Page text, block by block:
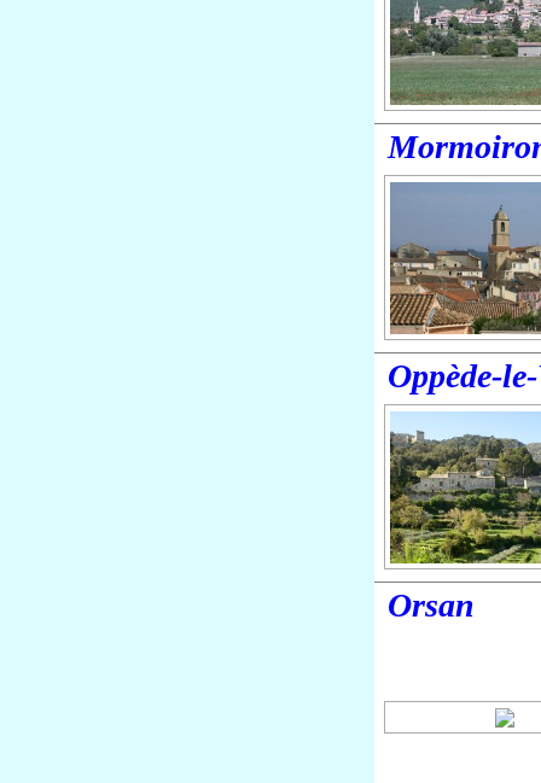
Oppède-
Orsan